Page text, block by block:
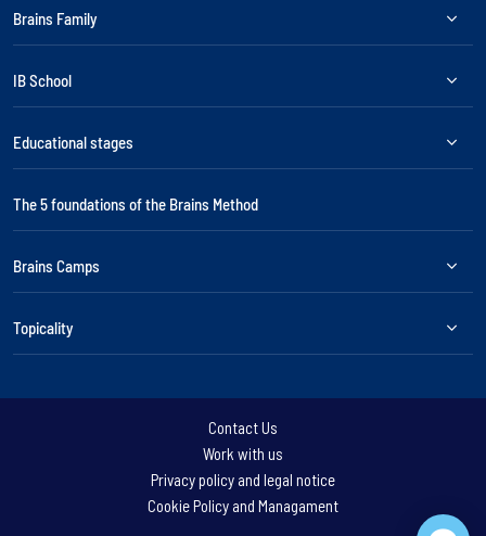
Brains Family
IB School
Educational stages
The 5 foundations of the Brains Method
Brains Camps
Topicality
Contact Us
Work with us
Privacy policy and legal notice
Cookie Policy and Managament